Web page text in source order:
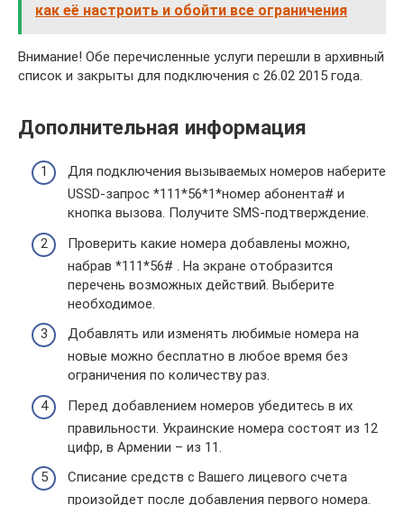
как её настроить и обойти все ограничения
Внимание! Обе перечисленные услуги перешли в архивный
список и закрыты для подключения с 26.02 2015 года.
Дополнительная информация
Для подключения вызываемых номеров наберите
USSD-запрос *111*56*1*номер абонента# и
кнопка вызова. Получите SMS-подтверждение.
Проверить какие номера добавлены можно,
набрав *111*56# . На экране отобразится
перечень возможных действий. Выберите
необходимое.
Добавлять или изменять любимые номера на
новые можно бесплатно в любое время без
ограничения по количеству раз.
Перед добавлением номеров убедитесь в их
правильности. Украинские номера состоят из 12
цифр, в Армении – из 11.
Списание средств с Вашего лицевого счета
произойдет после добавления первого номера.